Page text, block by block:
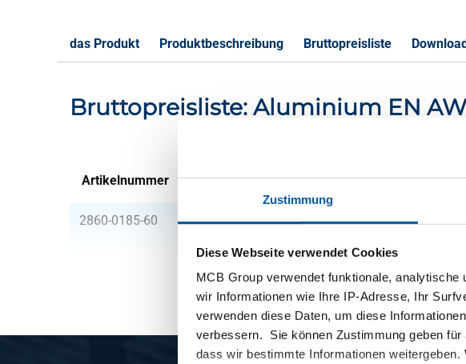
Zustimmung
Diese Webseite verwendet Cookies
MCB Group verwendet funktionale,
wir Informationen wie Ihre IP-Adresse, Ihr
verwenden diese Daten, um diese
verbessern. Sie können Zustimmung geben
dass wir bestimmte Informationen
das Produkt Produktbeschreibung Bruttopreisliste
Bruttopreisliste: Aluminium EN
Artikelnummer Beschreibung
2860-0185-60 Alu EN AW-2017A T3 Rund 60 Hl 3 mtr